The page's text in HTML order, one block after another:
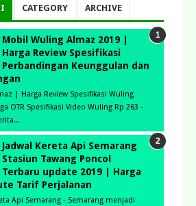
CATEGORY ARCHIVE
Mobil Wuling Almaz 2019 |
Harga Review Spesifikasi
Perbandingan Keunggulan dan
| Harga Review Spesifikasi Wuling
OTR Spesifikasi Video Wuling Rp 263 -
Jadwal Kereta Api Semarang
Stasiun Tawang Poncol
Terbaru update 2019 | Harga
Tarif Perjalanan
Api Semarang - Semarang menjadi